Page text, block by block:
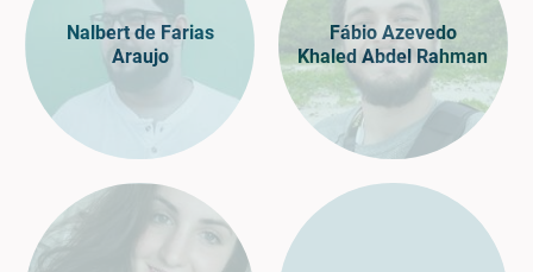
Nalbert de Farias
Araujo
Fábio Azevedo
Khaled Abdel Rahman